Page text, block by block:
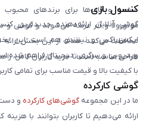
صفحه و قاب‌ها برای برندهای محبوب
موتورولا و آنر عرضه می‌شوند و گوشی و
محافظت می‌کنند. هدف از این بخش ارائه
طراحی مناسب است تا خرید کاربران کامل،
کنسول بازی
گوشی آنلاین ارائه‌دهنده جدیدترین
ایکس‌باکس و نینتندو هم است. این
ویدیویی و سرگرمی دیجیتال فراهم شده
با کیفیت بالا و قیمت مناسب برای تمامی
گوشی کارکرده
ما در این مجموعه گوشی‌های کارکرده و
ارائه می‌دهیم تا کاربران بتوانند با